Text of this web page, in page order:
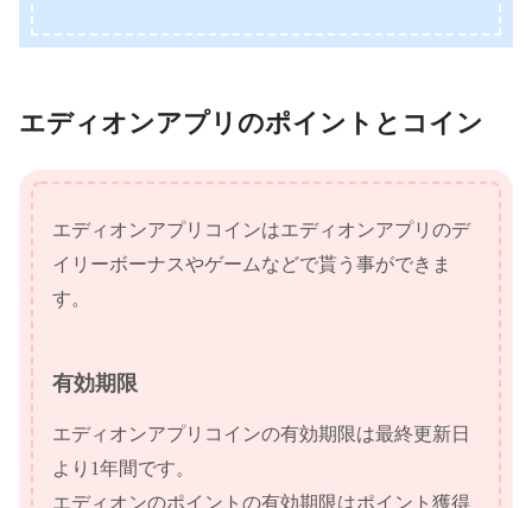
エディオンアプリのポイントとコイン
エディオンアプリコインはエディオンアプリのデ
イリーボーナスやゲームなどで貰う事ができま
す。
有効期限
エディオンアプリコインの有効期限は最終更新日
より1年間です。
エディオンのポイントの有効期限はポイント獲得